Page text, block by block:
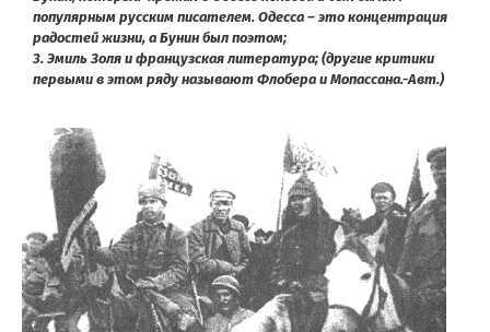
популярным русским писателем. Одесса – это концентрация
радостей жизни, а Бунин был поэтом;
3. Эмиль Золя и французская литература; (другие критики
первыми в этом ряду называют Флобера и Мопассана.-Авт.)